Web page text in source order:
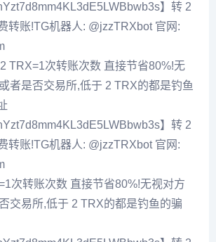
】转 2
转账!TG机器人: @jzzTRXbot 官网:
TRX=1次转账次数 直接节省80%!无
者是否交易所,低于 2 TRX的都是钓鱼
】转 2
转账!TG机器人: @jzzTRXbot 官网:
次转账次数 直接节省80%!无视对方
交易所,低于 2 TRX的都是钓鱼的骗